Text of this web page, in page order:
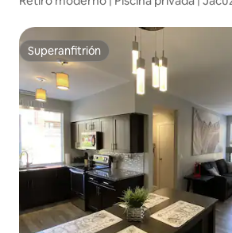
Superanfitrión
Superanfitrión